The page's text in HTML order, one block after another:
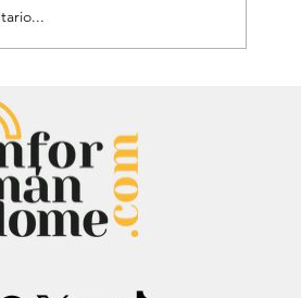
John Lennon, que era de
regresó al Quindío y
sobre memoria y